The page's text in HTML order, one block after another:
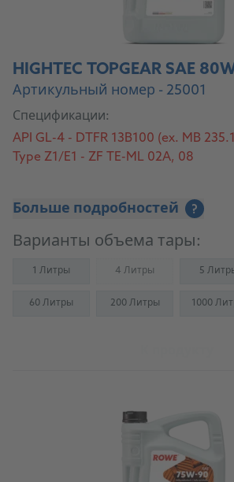
HIGHTEC TOPGEAR SAE
Артикульный номер - 25001
Спецификации:
API GL-4 - DTFR 13B100 (ex. MB
Type Z1/E1 - ZF TE-ML 02A, 08
Больше подробностей ?
Варианты объема тары:
1 Литры 4 Литры(Not available) 5
60 Литры 200 Литры 1000